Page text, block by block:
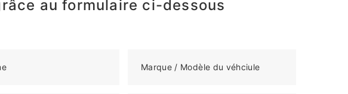
au formulaire ci-dessous
Marque / Modèle du véhciule